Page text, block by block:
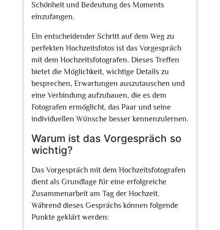
Schönheit und Bedeutung des Moments
einzufangen.
Ein entscheidender Schritt auf dem Weg zu
perfekten Hochzeitsfotos ist das Vorgespräch
mit dem Hochzeitsfotografen. Dieses Treffen
bietet die Möglichkeit, wichtige Details zu
besprechen, Erwartungen auszutauschen und
eine Verbindung aufzubauen, die es dem
Fotografen ermöglicht, das Paar und seine
individuellen Wünsche besser kennenzulernen.
Warum ist das Vorgespräch so
wichtig?
Das Vorgespräch mit dem Hochzeitsfotografen
dient als Grundlage für eine erfolgreiche
Zusammenarbeit am Tag der Hochzeit.
Während dieses Gesprächs können folgende
Punkte geklärt werden: